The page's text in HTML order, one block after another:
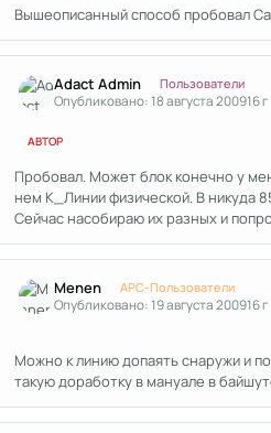
Вышеописанный способ пробовал
Adact Admin Пользователи
Опубликовано:18 августа 200916 г
АВТОР
Пробовал. Может блок конечно у
нем К_Линии физической. В никуда
Сейчас насобираю их разных и
Menen APC-Пользователи
Опубликовано:19 августа 200916 г
Можно к линию допаять снаружи и
такую доработку в мануале в